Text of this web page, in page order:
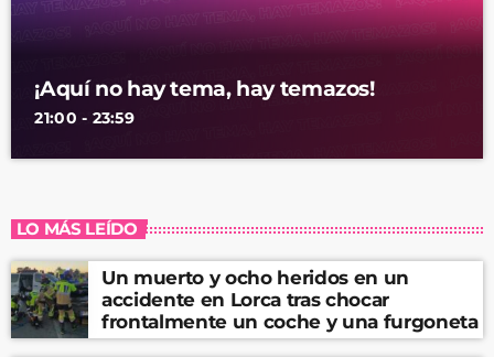
¡Aquí no hay tema, hay temazos!
21:00 - 23:59
LO MÁS LEÍDO
Un muerto y ocho heridos en un
accidente en Lorca tras chocar
frontalmente un coche y una furgoneta